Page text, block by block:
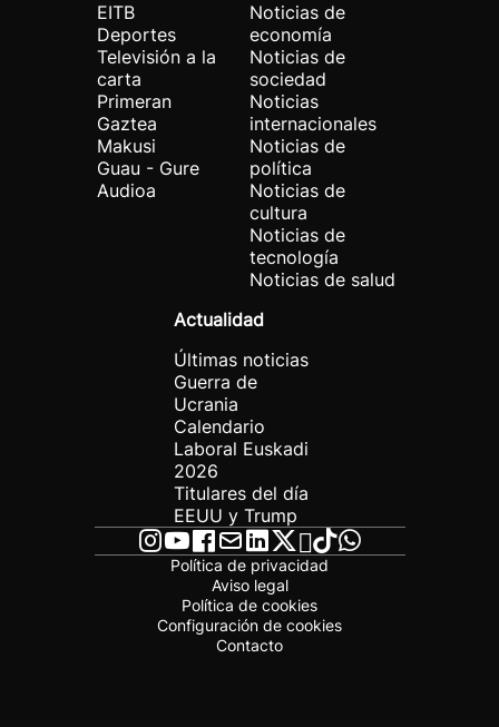
EITB
Deportes
Televisión a la
carta
Primeran
Gaztea
Makusi
Guau - Gure
Audioa
Noticias de
economía
Noticias de
sociedad
Noticias
internacionales
Noticias de
política
Noticias de
cultura
Noticias de
tecnología
Noticias de salud
Actualidad
Últimas noticias
Guerra de
Ucrania
Calendario
Laboral Euskadi
2026
Titulares del día
EEUU y Trump
Política de privacidad
Aviso legal
Política de cookies
Configuración de cookies
Contacto